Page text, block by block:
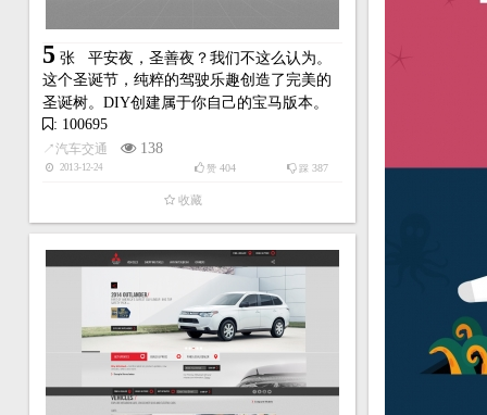
5 张 平安夜，圣善夜？我们不这么认为。
这个圣诞节，纯粹的驾驶乐趣创造了完美的
圣诞树。DIY创建属于你自己的宝马版本。
: 100695
↗汽车交通 138
2013-12-24 踩 387
赞 404
收藏